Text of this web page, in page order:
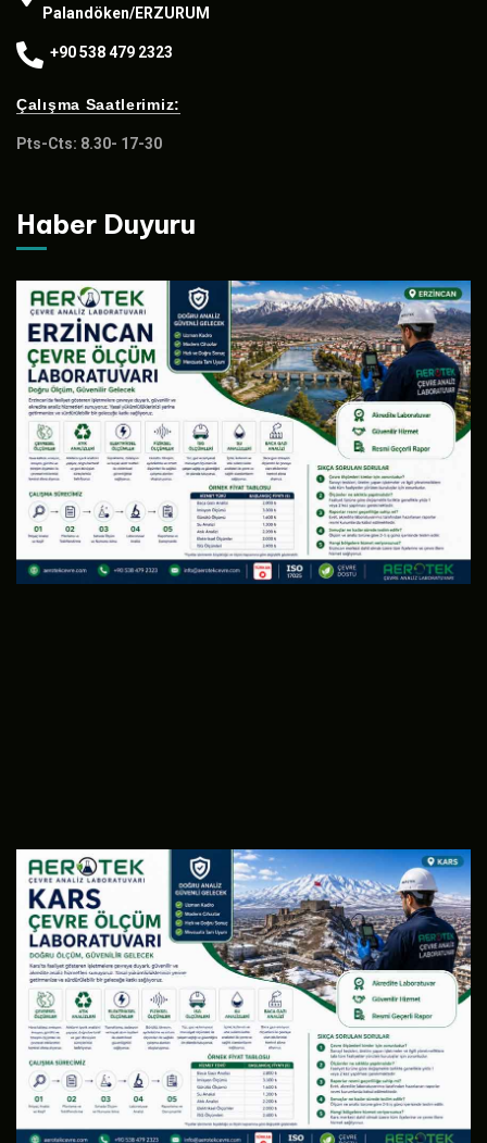
Palandöken/ERZURUM
+90 538 479 2323
Çalışma Saatlerimiz:
Pts-Cts: 8.30- 17-30
Haber Duyuru